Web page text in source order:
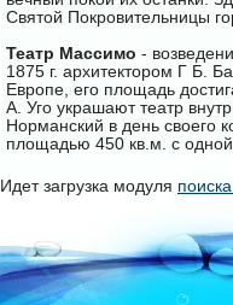
Святой Покровительницы
Театр Массимо -
1875 г. архитектором Г Б.
Европе, его площадь
А. Уго украшают театр
Норманский в день своего
площадью 450 кв.м. с
Идет загрузка модуля